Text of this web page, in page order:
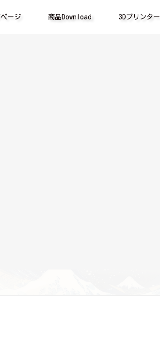
ページ 商品Download 3Dプリンター